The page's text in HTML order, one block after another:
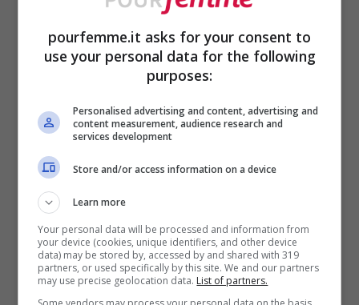
proteine a colazione,
carboidrati a pranzo e
movimento quotidiano
Per ridurre il giro vita, la strategia
alimentare deve essere mirata. La
colazione deve essere ricca di proteine
(uova, yogurt greco, salmone) per
stabilizzare la glicemia e ridurre il cortisolo
mattutino. Il pranzo deve contenere
carboidraticomplessi (quinoa, farro,
pourfemme.it asks for your consent to
use your personal data for the following
purposes:
Personalised advertising and content, advertising and
content measurement, audience research and
services development
Store and/or access information on a device
Learn more
Your personal data will be processed and information from
your device (cookies, unique identifiers, and other device
data) may be stored by, accessed by and shared with 319
partners, or used specifically by this site. We and our partners
may use precise geolocation data. List of partners.